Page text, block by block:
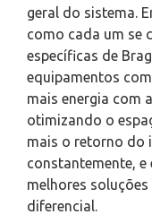
geral do sistema.
como cada um se
específicas de
equipamentos
mais energia com
otimizando o
mais o retorno do
constantemente,
melhores
diferencial.